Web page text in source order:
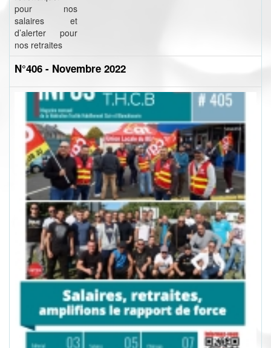
pour nos
salaires et
d’alerter pour
nos retraites
N°406 - Novembre 2022